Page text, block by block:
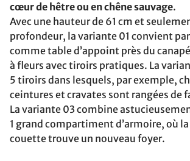
cœur de hêtre ou en chêne sauvage.
Avec une hauteur de 61 cm et
profondeur, la variante 01 convient
comme table d’appoint près du
à fleurs avec tiroirs pratiques. La
5 tiroirs dans lesquels, par exemple,
ceintures et cravates sont rangées de
La variante 03 combine
1 grand compartiment d’armoire, où
couette trouve un nouveau foyer.